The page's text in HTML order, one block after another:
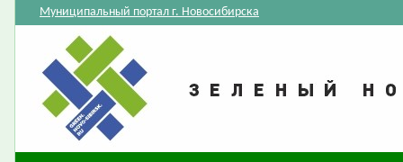
Муниципальный портал г. Новосибирска